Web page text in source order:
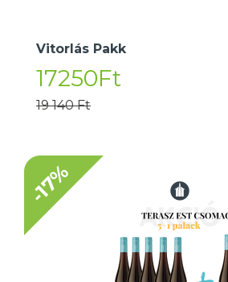
Vitorlás Pakk
17250Ft
19 140 Ft
-17%